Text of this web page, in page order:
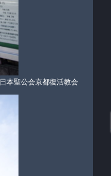
日本聖公会京都復活教会